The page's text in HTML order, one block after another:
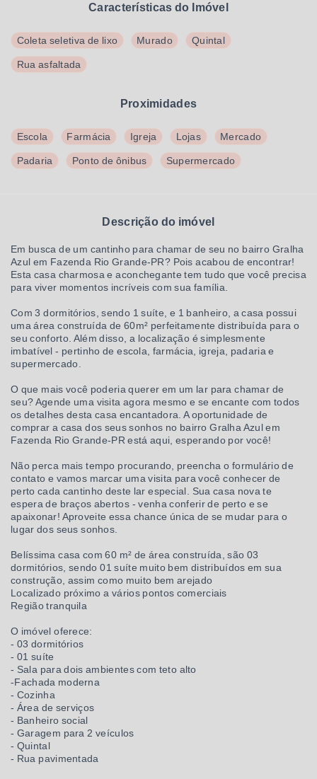
Características do Imóvel
Coleta seletiva de lixo Murado Quintal
Rua asfaltada
Proximidades
Escola Farmácia Igreja Lojas Mercado
Padaria Ponto de ônibus Supermercado
Descrição do imóvel
Em busca de um cantinho para chamar de seu no bairro Gralha
Azul em Fazenda Rio Grande-PR? Pois acabou de encontrar!
Esta casa charmosa e aconchegante tem tudo que você precisa
para viver momentos incríveis com sua família.
Com 3 dormitórios, sendo 1 suíte, e 1 banheiro, a casa possui
uma área construída de 60m² perfeitamente distribuída para o
seu conforto. Além disso, a localização é simplesmente
imbatível - pertinho de escola, farmácia, igreja, padaria e
supermercado.
O que mais você poderia querer em um lar para chamar de
seu? Agende uma visita agora mesmo e se encante com todos
os detalhes desta casa encantadora. A oportunidade de
comprar a casa dos seus sonhos no bairro Gralha Azul em
Fazenda Rio Grande-PR está aqui, esperando por você!
Não perca mais tempo procurando, preencha o formulário de
contato e vamos marcar uma visita para você conhecer de
perto cada cantinho deste lar especial. Sua casa nova te
espera de braços abertos - venha conferir de perto e se
apaixonar! Aproveite essa chance única de se mudar para o
lugar dos seus sonhos.
Belíssima casa com 60 m² de área construída, são 03
dormitórios, sendo 01 suíte muito bem distribuídos em sua
construção, assim como muito bem arejado
Localizado próximo a vários pontos comerciais
Região tranquila
O imóvel oferece:
- 03 dormitórios
- 01 suíte
- Sala para dois ambientes com teto alto
-Fachada moderna
- Cozinha
- Área de serviços
- Banheiro social
- Garagem para 2 veículos
- Quintal
- Rua pavimentada